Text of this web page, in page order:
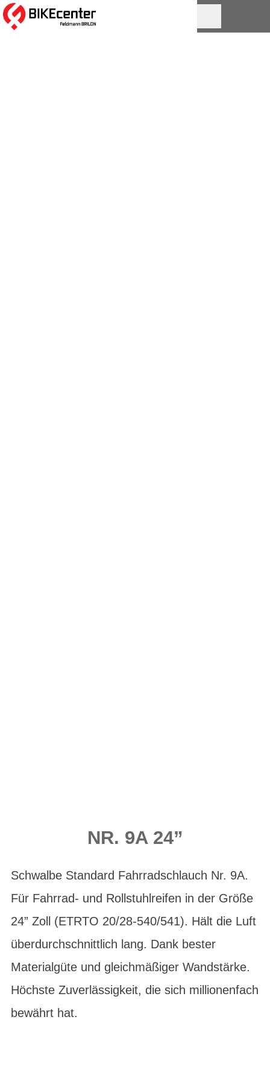
NR. 9A 24”
Schwalbe Standard Fahrradschlauch Nr. 9A.
Für Fahrrad- und Rollstuhlreifen in der Größe
24” Zoll (ETRTO 20/28-540/541). Hält die Luft
überdurchschnittlich lang. Dank bester
Materialgüte und gleichmäßiger Wandstärke.
Höchste Zuverlässigkeit, die sich millionenfach
bewährt hat.